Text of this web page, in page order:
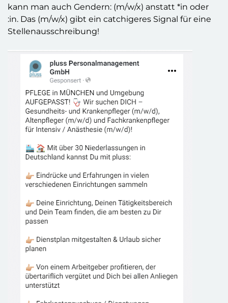
kann man auch Gendern: (m/w/x) anstatt *in oder
:in. Das (m/w/x) gibt ein catchigeres Signal für eine
Stellenausschreibung!